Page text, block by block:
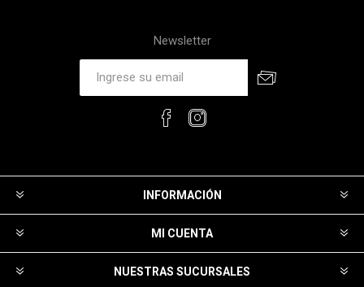
Newsletter
INFORMACIÓN
MI CUENTA
NUESTRAS SUCURSALES